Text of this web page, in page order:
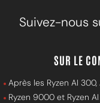
Suivez-nous
SUR LE
Après les Ryzen AI
Ryzen 9000 et Ryzen